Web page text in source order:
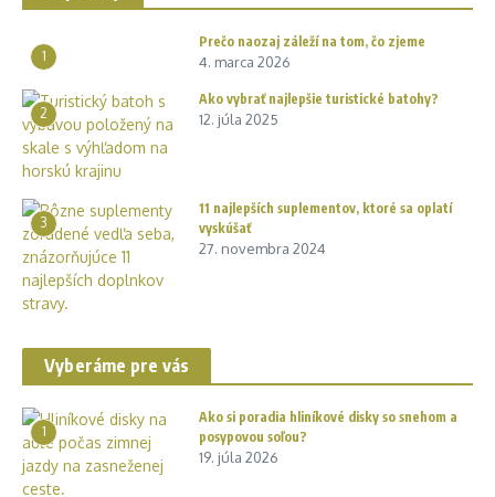
1
Prečo naozaj záleží na tom, čo zjeme
4. marca 2026
2
Ako vybrať najlepšie turistické batohy?
12. júla 2025
3
11 najlepších suplementov, ktoré sa oplatí
vyskúšať
27. novembra 2024
Vyberáme pre vás
1
Ako si poradia hliníkové disky so snehom a
posypovou soľou?
19. júla 2026